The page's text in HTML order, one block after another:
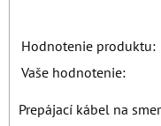
Hodnotenie produktu:
Vaše hodnotenie:
Prepájací kábel na